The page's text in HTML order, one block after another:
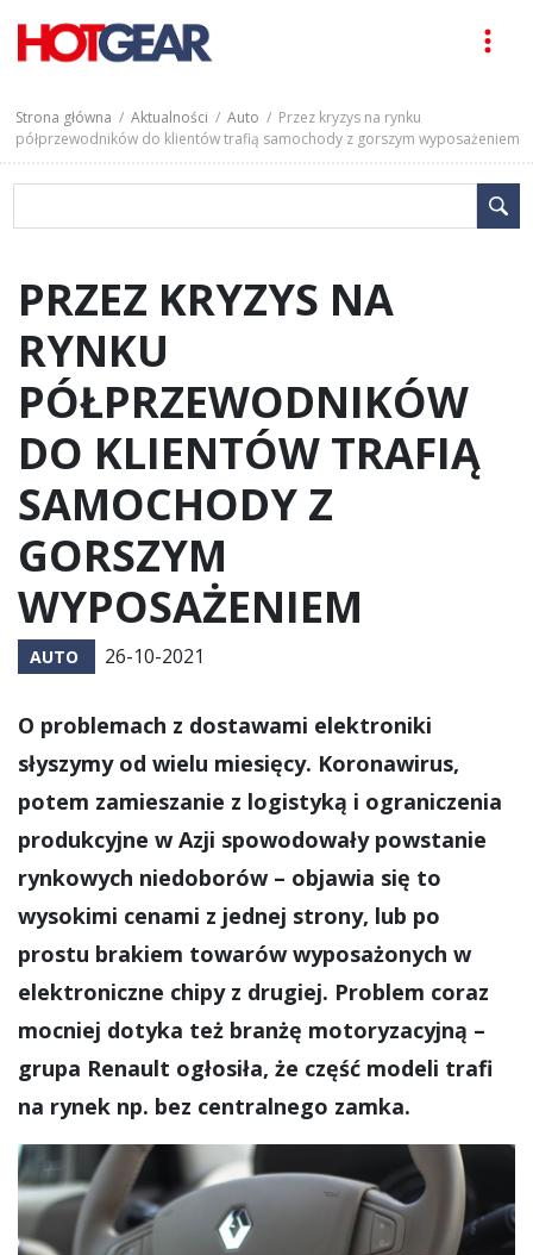
Strona główna /Aktualności /Auto / Przez kryzys na rynku
półprzewodników do klientów trafią samochody z gorszym wyposażeniem
PRZEZ KRYZYS NA
RYNKU
PÓŁPRZEWODNIKÓW
DO KLIENTÓW TRAFIĄ
SAMOCHODY Z
GORSZYM
WYPOSAŻENIEM
AUTO 26-10-2021
O problemach z dostawami elektroniki
słyszymy od wielu miesięcy. Koronawirus,
potem zamieszanie z logistyką i ograniczenia
produkcyjne w Azji spowodowały powstanie
rynkowych niedoborów – objawia się to
wysokimi cenami z jednej strony, lub po
prostu brakiem towarów wyposażonych w
elektroniczne chipy z drugiej. Problem coraz
mocniej dotyka też branżę motoryzacyjną –
grupa Renault ogłosiła, że część modeli trafi
na rynek np. bez centralnego zamka.